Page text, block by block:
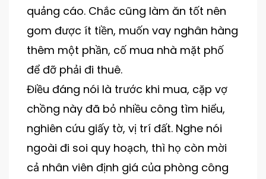
quảng cáo. Chắc cũng làm ăn tốt nên
gom được ít tiền, muốn vay nghân hàng
thêm một phần, cố mua nhà mặt phố
để đỡ phải đi thuê.
Điều đáng nói là trước khi mua, cặp vợ
chồng này đã bỏ nhiều công tìm hiểu,
nghiên cứu giấy tờ, vị trí đất. Nghe nói
ngoài đi soi quy hoạch, thì họ còn mời
cả nhân viên định giá của phòng công